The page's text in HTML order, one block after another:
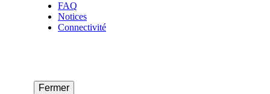
FAQ
Notices
Connectivité
Fermer